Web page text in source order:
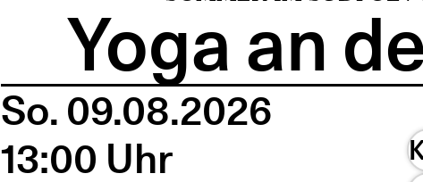
Yoga an
So. 09.08.2026
13:00 Uhr